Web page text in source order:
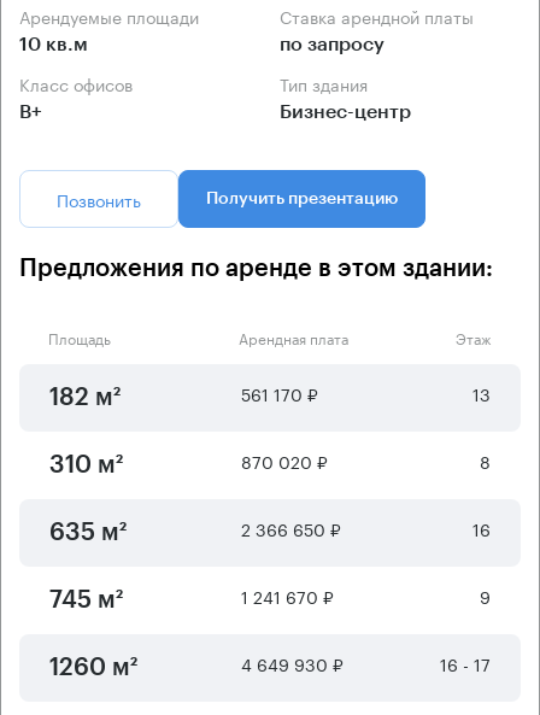
Арендуемые площади
10 кв.м
Ставка арендной платы
по запросу
Класс офисов
B+
Тип здания
Бизнес-центр
Позвонить Получить презентацию
Предложения по аренде в этом здании:
Площадь Арендная плата Этаж
182 м² 561 170 ₽ 13
310 м² 870 020 ₽ 8
635 м² 2 366 650 ₽ 16
745 м² 1 241 670 ₽ 9
1260 м² 4 649 930 ₽ 16 - 17